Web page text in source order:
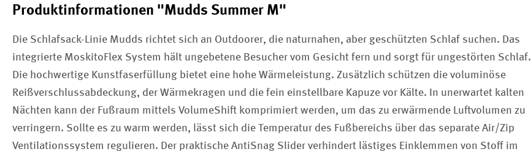
Produktinformationen "Mudds Summer M"
Die Schlafsack-Linie Mudds richtet sich an Outdoorer, die naturnahen, aber geschützten Schlaf suchen. Das
integrierte MoskitoFlex System hält ungebetene Besucher vom Gesicht fern und sorgt für ungestörten Schlaf.
Die hochwertige Kunstfaserfüllung bietet eine hohe Wärmeleistung. Zusätzlich schützen die voluminöse
Reißverschlussabdeckung, der Wärmekragen und die fein einstellbare Kapuze vor Kälte. In unerwartet kalten
Nächten kann der Fußraum mittels VolumeShift komprimiert werden, um das zu erwärmende Luftvolumen zu
verringern. Sollte es zu warm werden, lässt sich die Temperatur des Fußbereichs über das separate Air/Zip
Ventilationssystem regulieren. Der praktische AntiSnag Slider verhindert lästiges Einklemmen von Stoff im